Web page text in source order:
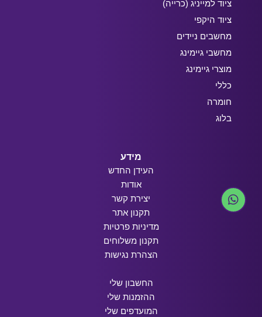
ציוד למייניג (כרייה)
ציוד היקפי
מחשבים ניידים
מחשבי גיימינג
מוצרי גיימינג
כללי
חומרה
בלוג
מידע
העידן החדש
אודות
יצירת קשר
תקנון אתר
מדיניות פרטיות
תקנון משלוחים
הצהרת נגישות
החשבון שלי
ההזמנות שלי
המועדפים שלי